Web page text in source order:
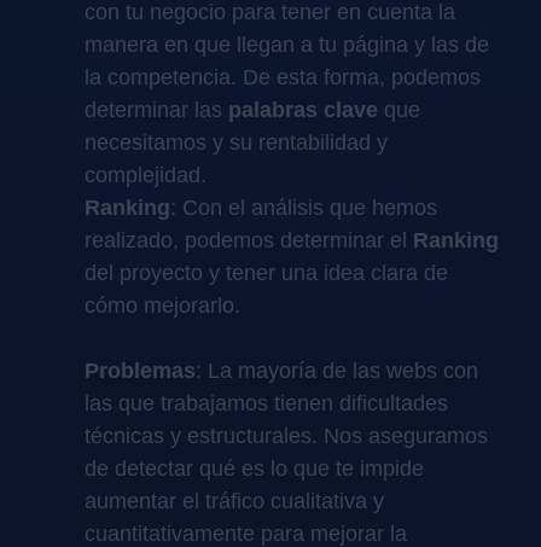
con tu negocio para tener en cuenta la
manera en que llegan a tu página y las de
la competencia. De esta forma, podemos
determinar las palabras clave que
necesitamos y su rentabilidad y
complejidad.
Ranking: Con el análisis que hemos
realizado, podemos determinar el Ranking
del proyecto y tener una idea clara de
cómo mejorarlo.
Problemas: La mayoría de las webs con
las que trabajamos tienen dificultades
técnicas y estructurales. Nos aseguramos
de detectar qué es lo que te impide
aumentar el tráfico cualitativa y
cuantitativamente para mejorar la